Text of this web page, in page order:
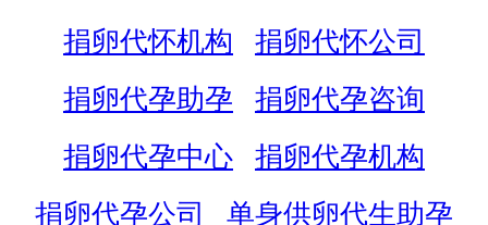
捐卵代怀机构
捐卵代怀公司
捐卵代孕助孕
捐卵代孕咨询
捐卵代孕中心
捐卵代孕机构
捐卵代孕公司
单身供卵代生助孕